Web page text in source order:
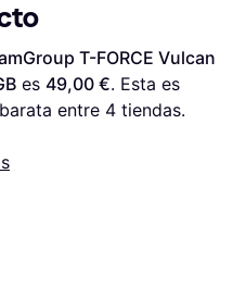
T-FORCE Vulcan
es 49,00 €. Esta es
entre 4 tiendas.